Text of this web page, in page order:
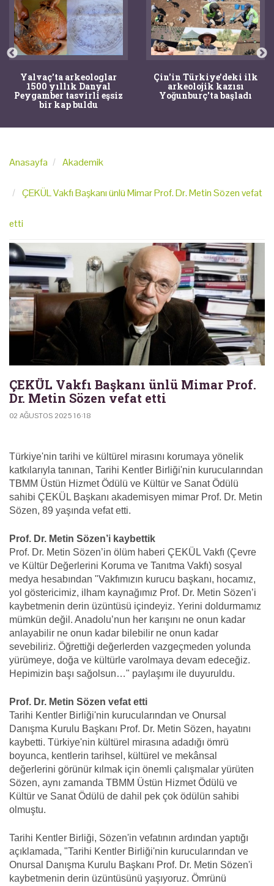
Yalvaç'ta arkeologlar
1500 yıllık Danyal
Peygamber tasvirli eşsiz
bir kap buldu
Çin'in Türkiye'deki ilk
arkeolojik kazısı
Yoğunburç'ta başladı
Anasayfa Akademik
ÇEKÜL Vakfı Başkanı ünlü Mimar Prof. Dr. Metin Sözen vefat
etti
ÇEKÜL Vakfı Başkanı ünlü Mimar Prof.
Dr. Metin Sözen vefat etti
02 AĞUSTOS 2025 16:18
Türkiye'nin tarihi ve kültürel mirasını korumaya yönelik
katkılarıyla tanınan, Tarihi Kentler Birliği'nin kurucularından
TBMM Üstün Hizmet Ödülü ve Kültür ve Sanat Ödülü
sahibi ÇEKÜL Başkanı akademisyen mimar Prof. Dr. Metin
Sözen, 89 yaşında vefat etti.
Prof. Dr. Metin Sözen’i kaybettik
Prof. Dr. Metin Sözen’in ölüm haberi ÇEKÜL Vakfı (Çevre
ve Kültür Değerlerini Koruma ve Tanıtma Vakfı) sosyal
medya hesabından "Vakfımızın kurucu başkanı, hocamız,
yol göstericimiz, ilham kaynağımız Prof. Dr. Metin Sözen’i
kaybetmenin derin üzüntüsü içindeyiz. Yerini doldurmamız
mümkün değil. Anadolu’nun her karışını ne onun kadar
anlayabilir ne onun kadar bilebilir ne onun kadar
sevebiliriz. Öğrettiği değerlerden vazgeçmeden yolunda
yürümeye, doğa ve kültürle varolmaya devam edeceğiz.
Hepimizin başı sağolsun…" paylaşımı ile duyuruldu.
Prof. Dr. Metin Sözen vefat etti
Tarihi Kentler Birliği'nin kurucularından ve Onursal
Danışma Kurulu Başkanı Prof. Dr. Metin Sözen, hayatını
kaybetti. Türkiye'nin kültürel mirasına adadığı ömrü
boyunca, kentlerin tarihsel, kültürel ve mekânsal
değerlerini görünür kılmak için önemli çalışmalar yürüten
Sözen, aynı zamanda TBMM Üstün Hizmet Ödülü ve
Kültür ve Sanat Ödülü de dahil pek çok ödülün sahibi
olmuştu.
Tarihi Kentler Birliği, Sözen'in vefatının ardından yaptığı
açıklamada, "Tarihi Kentler Birliği'nin kurucularından ve
Onursal Danışma Kurulu Başkanı Prof. Dr. Metin Sözen'i
kaybetmenin derin üzüntüsünü yaşıyoruz. Ömrünü